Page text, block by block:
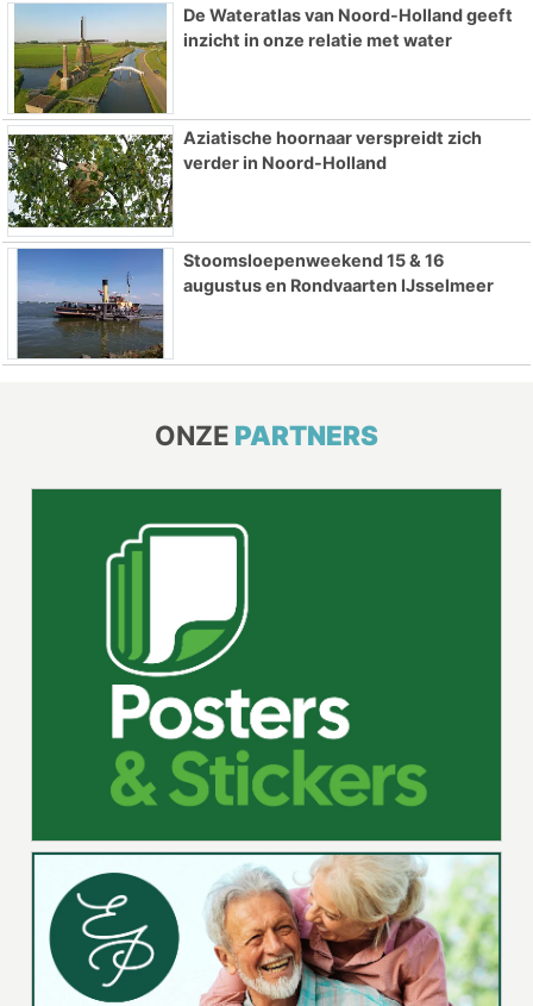
De Wateratlas van Noord-Holland geeft
inzicht in onze relatie met water
Aziatische hoornaar verspreidt zich
verder in Noord-Holland
Stoomsloepenweekend 15 & 16
augustus en Rondvaarten IJsselmeer
ONZE PARTNERS